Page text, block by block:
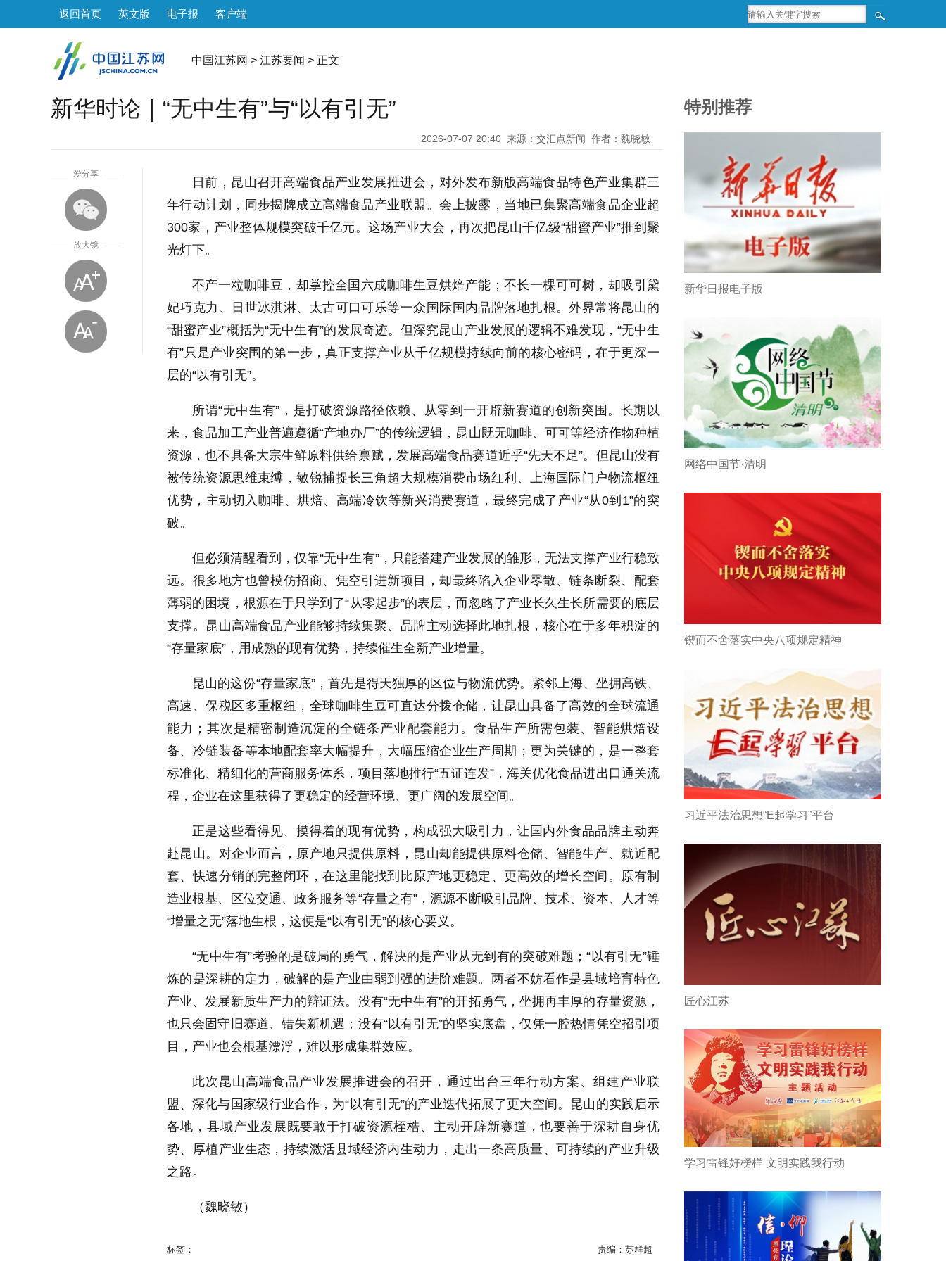
返回首页 英文版 电子报 客户端
中国江苏网 > 江苏要闻 > 正文
新华时论｜“无中生有”与“以有引无”
2026-07-07 20:40 来源：交汇点新闻 作者：魏晓敏
爱分享
放大镜
日前，昆山召开高端食品产业发展推进会，对外发布新版高端食品特色产业集群三
年行动计划，同步揭牌成立高端食品产业联盟。会上披露，当地已集聚高端食品企业超
300家，产业整体规模突破千亿元。这场产业大会，再次把昆山千亿级“甜蜜产业”推到聚
光灯下。
不产一粒咖啡豆，却掌控全国六成咖啡生豆烘焙产能；不长一棵可可树，却吸引黛
妃巧克力、日世冰淇淋、太古可口可乐等一众国际国内品牌落地扎根。外界常将昆山的
“甜蜜产业”概括为“无中生有”的发展奇迹。但深究昆山产业发展的逻辑不难发现，“无中生
有”只是产业突围的第一步，真正支撑产业从千亿规模持续向前的核心密码，在于更深一
层的“以有引无”。
所谓“无中生有”，是打破资源路径依赖、从零到一开辟新赛道的创新突围。长期以
来，食品加工产业普遍遵循“产地办厂”的传统逻辑，昆山既无咖啡、可可等经济作物种植
资源，也不具备大宗生鲜原料供给禀赋，发展高端食品赛道近乎“先天不足”。但昆山没有
被传统资源思维束缚，敏锐捕捉长三角超大规模消费市场红利、上海国际门户物流枢纽
优势，主动切入咖啡、烘焙、高端冷饮等新兴消费赛道，最终完成了产业“从0到1”的突
破。
但必须清醒看到，仅靠“无中生有”，只能搭建产业发展的雏形，无法支撑产业行稳致
远。很多地方也曾模仿招商、凭空引进新项目，却最终陷入企业零散、链条断裂、配套
薄弱的困境，根源在于只学到了“从零起步”的表层，而忽略了产业长久生长所需要的底层
支撑。昆山高端食品产业能够持续集聚、品牌主动选择此地扎根，核心在于多年积淀的
“存量家底”，用成熟的现有优势，持续催生全新产业增量。
昆山的这份“存量家底”，首先是得天独厚的区位与物流优势。紧邻上海、坐拥高铁、
高速、保税区多重枢纽，全球咖啡生豆可直达分拨仓储，让昆山具备了高效的全球流通
能力；其次是精密制造沉淀的全链条产业配套能力。食品生产所需包装、智能烘焙设
备、冷链装备等本地配套率大幅提升，大幅压缩企业生产周期；更为关键的，是一整套
标准化、精细化的营商服务体系，项目落地推行“五证连发”，海关优化食品进出口通关流
程，企业在这里获得了更稳定的经营环境、更广阔的发展空间。
正是这些看得见、摸得着的现有优势，构成强大吸引力，让国内外食品品牌主动奔
赴昆山。对企业而言，原产地只提供原料，昆山却能提供原料仓储、智能生产、就近配
套、快速分销的完整闭环，在这里能找到比原产地更稳定、更高效的增长空间。原有制
造业根基、区位交通、政务服务等“存量之有”，源源不断吸引品牌、技术、资本、人才等
“增量之无”落地生根，这便是“以有引无”的核心要义。
“无中生有”考验的是破局的勇气，解决的是产业从无到有的突破难题；“以有引无”锤
炼的是深耕的定力，破解的是产业由弱到强的进阶难题。两者不妨看作是县域培育特色
产业、发展新质生产力的辩证法。没有“无中生有”的开拓勇气，坐拥再丰厚的存量资源，
也只会固守旧赛道、错失新机遇；没有“以有引无”的坚实底盘，仅凭一腔热情凭空招引项
目，产业也会根基漂浮，难以形成集群效应。
此次昆山高端食品产业发展推进会的召开，通过出台三年行动方案、组建产业联
盟、深化与国家级行业合作，为“以有引无”的产业迭代拓展了更大空间。昆山的实践启示
各地，县域产业发展既要敢于打破资源桎梏、主动开辟新赛道，也要善于深耕自身优
势、厚植产业生态，持续激活县域经济内生动力，走出一条高质量、可持续的产业升级
之路。
（魏晓敏）
标签： 责编：苏群超
特别推荐
新华日报电子版
网络中国节·清明
锲而不舍落实中央八项规定精神
习近平法治思想“E起学习”平台
匠心江苏
学习雷锋好榜样 文明实践我行动